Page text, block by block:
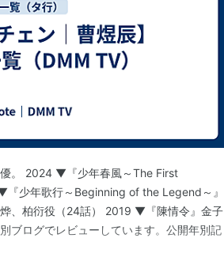
。 2024 ▼『少年春風～The First
少年歌行～Beginning of the Legend～』
、柏衍役（24話） 2019 ▼『陳情令』金子
ブログでレビューしています。公開年別記